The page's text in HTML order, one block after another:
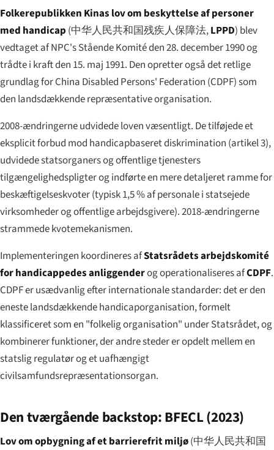
Folkerepublikken Kinas lov om beskyttelse af personer
med handicap (中华人民共和国残疾人保障法,LPPD) blev
vedtaget af NPC's Stående Komité den 28. december 1990 og
trådte i kraft den 15. maj 1991. Den opretter også det retlige
grundlag for China Disabled Persons' Federation (CDPF) som
den landsdækkende repræsentative organisation.
2008-ændringerne udvidede loven væsentligt. De tilføjede et
eksplicit forbud mod handicapbaseret diskrimination (artikel 3),
udvidede statsorganers og offentlige tjenesters
tilgængeligheds­pligter og indførte en mere detaljeret ramme for
beskæftigelseskvoter (typisk 1,5 % af personale i statsejede
virksomheder og offentlige arbejdsgivere). 2018-ændringerne
strammede kvotemekanismen.
Implementeringen koordineres afStatsrådets arbejdskomité
for handicappedes anliggenderog operationaliseres afCDPF.
CDPF er usædvanlig efter internationale standarder: det er den
eneste landsdækkende handicaporganisation, formelt
klassificeret som en "folkelig organisation" under Statsrådet, og
kombinerer funktioner, der andre steder er opdelt mellem en
statslig regulatør og et uafhængigt
civilsamfunds­repræsentationsorgan.
Den tværgående backstop: BFECL (2023)
Lov om opbygning af et barrierefrit miljø(中华人民共和国